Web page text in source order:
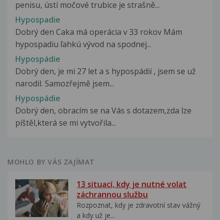
penisu, ústí močové trubice je strašně...
Hypospadie
Dobrý den Caka má operácia v 33 rokov Mám
hypospadiu ľahkú vývod na spodnej...
Hypospádie
Dobrý den, je mi 27 let a s hypospádií , jsem se už
narodil. Samozřejmě jsem...
Hypospádie
Dobrý den, obracím se na Vás s dotazem,zda lze
píštěl,která se mi vytvořila...
MOHLO BY VÁS ZAJÍMAT
13 situací, kdy je nutné volat
záchrannou službu
Rozpoznat, kdy je zdravotní stav vážný
a kdy už je...